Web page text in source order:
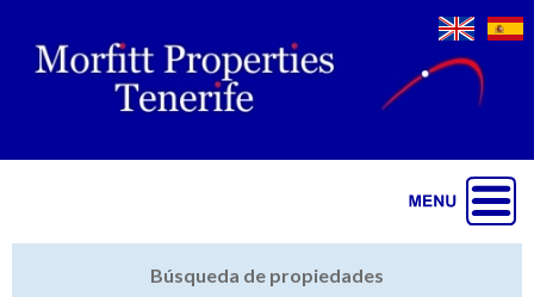
Búsqueda de propiedades